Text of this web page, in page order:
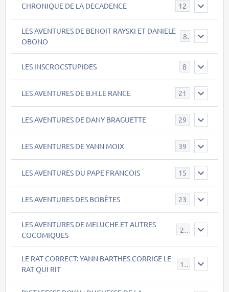
CHRONIQUE DE LA DECADENCE 12
LES AVENTURES DE BENOIT RAYSKI ET DANIELE
OBONO
8
LES INSCROCSTUPIDES 8
LES AVENTURES DE B.H.LE RANCE 21
LES AVENTURES DE DANY BRAGUETTE 29
LES AVENTURES DE YANN MOIX 39
LES AVENTURES DU PAPE FRANCOIS 15
LES AVENTURES DES BOBÊTES 23
LES AVENTURES DE MELUCHE ET AUTRES
COCOMIQUES
22
LE RAT CORRECT: YANN BARTHES CORRIGE LE
RAT QUI RIT
15